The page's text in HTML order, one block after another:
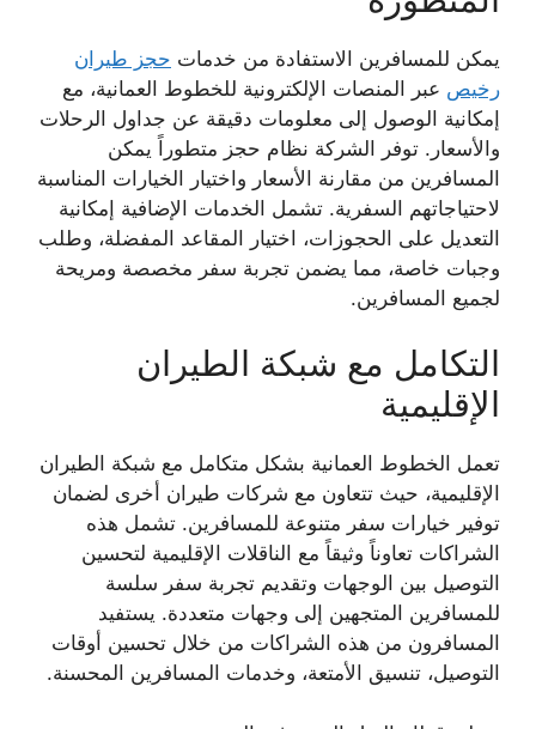
يمكن للمسافرين الاستفادة من خدمات حجز طيران
رخيص عبر المنصات الإلكترونية للخطوط العمانية، مع
إمكانية الوصول إلى معلومات دقيقة عن جداول الرحلات
والأسعار. توفر الشركة نظام حجز متطوراً يمكن
المسافرين من مقارنة الأسعار واختيار الخيارات المناسبة
لاحتياجاتهم السفرية. تشمل الخدمات الإضافية إمكانية
التعديل على الحجوزات، اختيار المقاعد المفضلة، وطلب
وجبات خاصة، مما يضمن تجربة سفر مخصصة ومريحة
لجميع المسافرين.
التكامل مع شبكة الطيران
الإقليمية
تعمل الخطوط العمانية بشكل متكامل مع شبكة الطيران
الإقليمية، حيث تتعاون مع شركات طيران أخرى لضمان
توفير خيارات سفر متنوعة للمسافرين. تشمل هذه
الشراكات تعاوناً وثيقاً مع الناقلات الإقليمية لتحسين
التوصيل بين الوجهات وتقديم تجربة سفر سلسة
للمسافرين المتجهين إلى وجهات متعددة. يستفيد
المسافرون من هذه الشراكات من خلال تحسين أوقات
التوصيل، تنسيق الأمتعة، وخدمات المسافرين المحسنة.